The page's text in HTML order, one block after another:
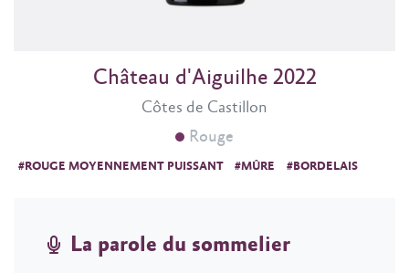
Côtes de Castillon
Château d'Aiguilhe 2022
Rouge
#ROUGE MOYENNEMENT PUISSANT #MÛRE #BORDELAIS
La parole du sommelier